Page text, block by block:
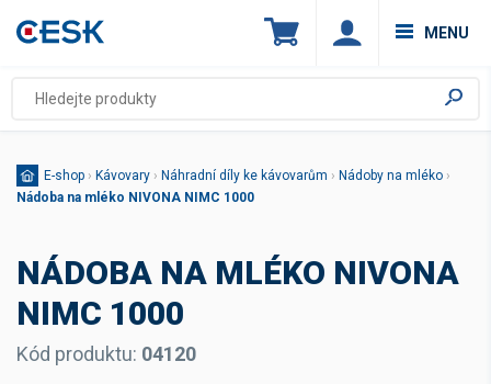
MENU
E-shop › Kávovary › Náhradní díly ke kávovarům › Nádoby na mléko ›
Nádoba na mléko NIVONA NIMC 1000
NÁDOBA NA MLÉKO NIVONA
NIMC 1000
Kód produktu: 04120